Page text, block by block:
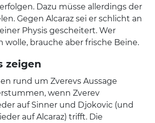
Dazu müsse allerdings der
Gegen Alcaraz sei er schlicht an
Physis gescheitert. Wer
wolle, brauche aber frische Beine.
zeigen
rund um Zverevs Aussage
wenn Zverev
auf Sinner und Djokovic (und
auf Alcaraz) trifft. Die